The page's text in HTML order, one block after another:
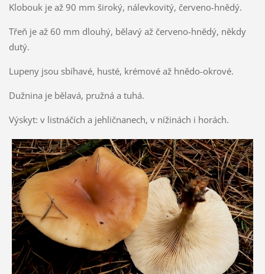
Klobouk je až 90 mm široký, nálevkovitý, červeno-hnědý.
Třeň je až 60 mm dlouhý, bělavý až červeno-hnědý, někdy
dutý.
Lupeny jsou sbíhavé, husté, krémové až hnědo-okrové.
Dužnina je bělavá, pružná a tuhá.
Výskyt: v listnáčích a jehličnanech, v nížinách i horách.